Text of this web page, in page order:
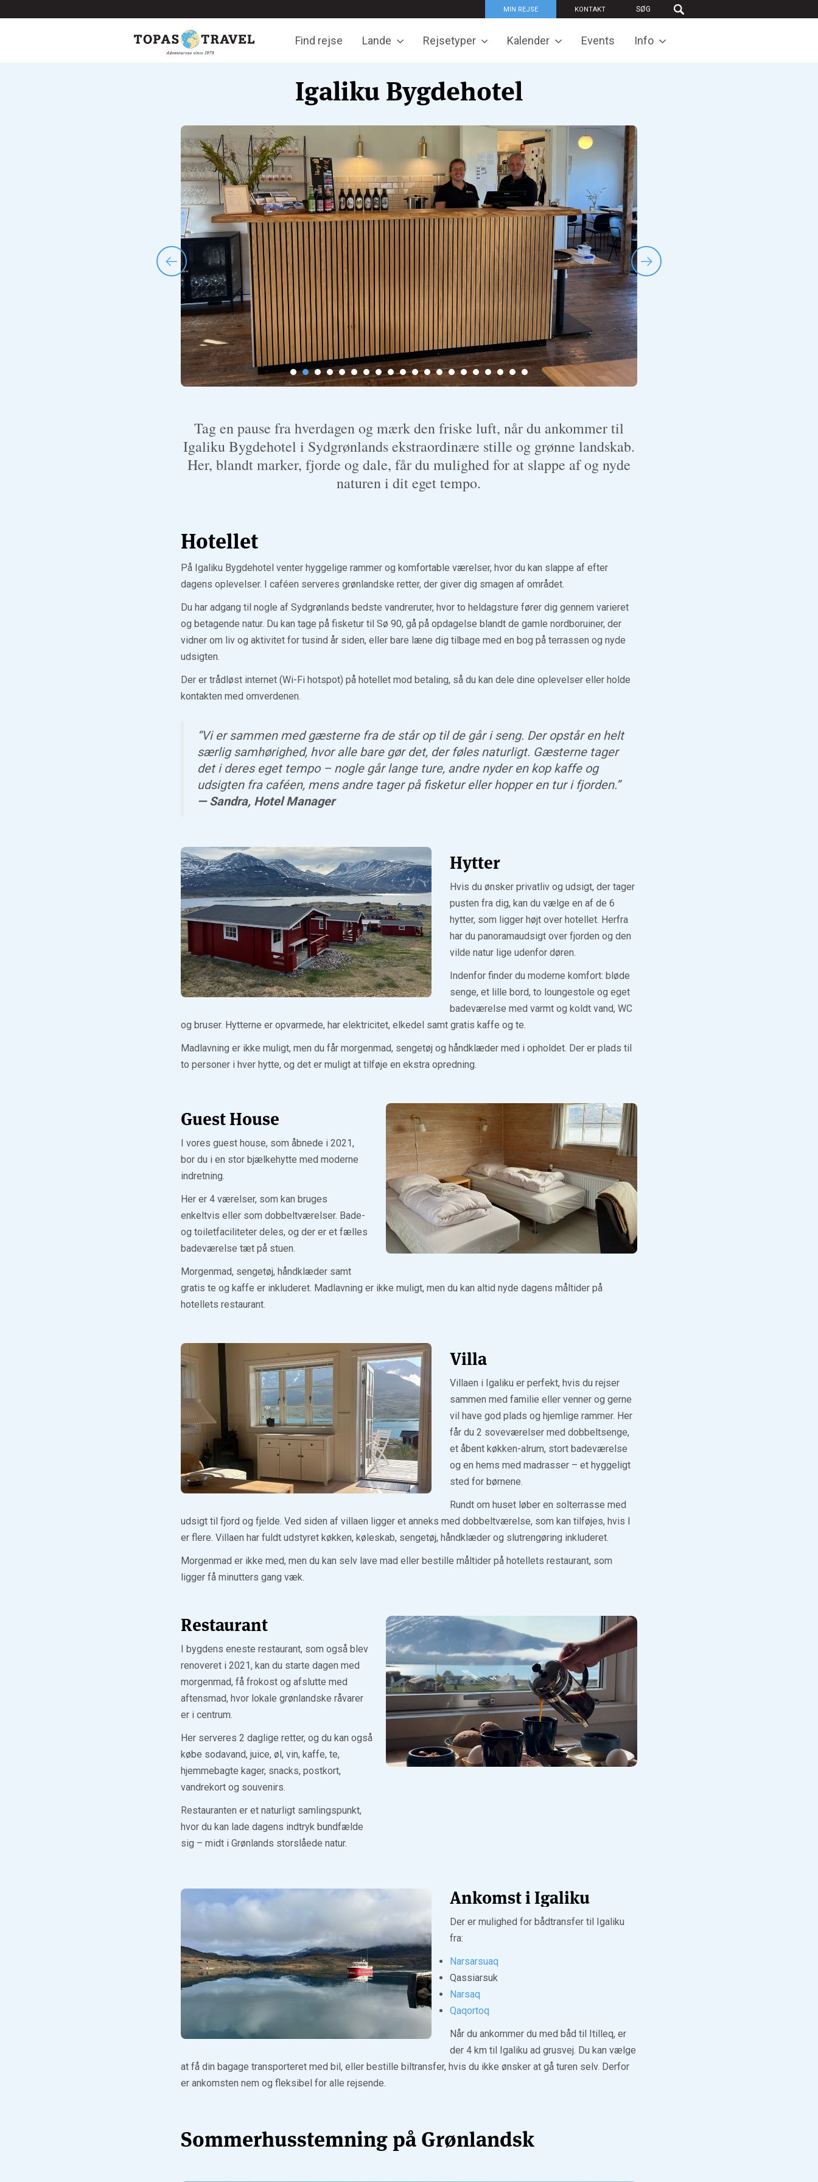
MIN REJSE KONTAKT
Find rejse Lande Rejsetyper Kalender Events Info
Igaliku Bygdehotel
Tag en pause fra hverdagen og mærk den friske luft, når du ankommer til
Igaliku Bygdehotel i Sydgrønlands ekstraordinære stille og grønne landskab.
Her, blandt marker, fjorde og dale, får du mulighed for at slappe af og nyde
naturen i dit eget tempo.
Hotellet
På Igaliku Bygdehotel venter hyggelige rammer og komfortable værelser, hvor du kan slappe af efter
dagens oplevelser. I caféen serveres grønlandske retter, der giver dig smagen af området.
Du har adgang til nogle af Sydgrønlands bedste vandreruter, hvor to heldagsture fører dig gennem varieret
og betagende natur. Du kan tage på fisketur til Sø 90, gå på opdagelse blandt de gamle nordboruiner, der
vidner om liv og aktivitet for tusind år siden, eller bare læne dig tilbage med en bog på terrassen og nyde
udsigten.
Der er trådløst internet (Wi-Fi hotspot) på hotellet mod betaling, så du kan dele dine oplevelser eller holde
kontakten med omverdenen.
“Vi er sammen med gæsterne fra de står op til de går i seng. Der opstår en helt
særlig samhørighed, hvor alle bare gør det, der føles naturligt. Gæsterne tager
det i deres eget tempo – nogle går lange ture, andre nyder en kop kaffe og
udsigten fra caféen, mens andre tager på fisketur eller hopper en tur i fjorden.”
— Sandra, Hotel Manager
Hytter
Hvis du ønsker privatliv og udsigt, der tager
pusten fra dig, kan du vælge en af de 6
hytter, som ligger højt over hotellet. Herfra
har du panoramaudsigt over fjorden og den
vilde natur lige udenfor døren.
Indenfor finder du moderne komfort: bløde
senge, et lille bord, to loungestole og eget
badeværelse med varmt og koldt vand, WC
og bruser. Hytterne er opvarmede, har elektricitet, elkedel samt gratis kaffe og te.
Madlavning er ikke muligt, men du får morgenmad, sengetøj og håndklæder med i opholdet. Der er plads til
to personer i hver hytte, og det er muligt at tilføje en ekstra opredning.
Guest House
I vores guest house, som åbnede i 2021,
bor du i en stor bjælkehytte med moderne
indretning.
Her er 4 værelser, som kan bruges
enkeltvis eller som dobbeltværelser. Bade-
og toiletfaciliteter deles, og der er et fælles
badeværelse tæt på stuen.
Morgenmad, sengetøj, håndklæder samt
gratis te og kaffe er inkluderet. Madlavning er ikke muligt, men du kan altid nyde dagens måltider på
hotellets restaurant.
Villa
Villaen i Igaliku er perfekt, hvis du rejser
sammen med familie eller venner og gerne
vil have god plads og hjemlige rammer. Her
får du 2 soveværelser med dobbeltsenge,
et åbent køkken-alrum, stort badeværelse
og en hems med madrasser – et hyggeligt
sted for børnene.
Rundt om huset løber en solterrasse med
udsigt til fjord og fjelde. Ved siden af villaen ligger et anneks med dobbeltværelse, som kan tilføjes, hvis I
er flere. Villaen har fuldt udstyret køkken, køleskab, sengetøj, håndklæder og slutrengøring inkluderet.
Morgenmad er ikke med, men du kan selv lave mad eller bestille måltider på hotellets restaurant, som
ligger få minutters gang væk.
Restaurant
I bygdens eneste restaurant, som også blev
renoveret i 2021, kan du starte dagen med
morgenmad, få frokost og afslutte med
aftensmad, hvor lokale grønlandske råvarer
er i centrum.
Her serveres 2 daglige retter, og du kan også
købe sodavand, juice, øl, vin, kaffe, te,
hjemmebagte kager, snacks, postkort,
vandrekort og souvenirs.
Restauranten er et naturligt samlingspunkt,
hvor du kan lade dagens indtryk bundfælde
sig – midt i Grønlands storslåede natur.
Ankomst i Igaliku
Der er mulighed for bådtransfer til Igaliku
fra:
Narsarsuaq
Qassiarsuk
Narsaq
Qaqortoq
Når du ankommer du med båd til Itilleq, er
der 4 km til Igaliku ad grusvej. Du kan vælge
at få din bagage transporteret med bil, eller bestille biltransfer, hvis du ikke ønsker at gå turen selv. Derfor
er ankomsten nem og fleksibel for alle rejsende.
Sommerhusstemning på Grønlandsk